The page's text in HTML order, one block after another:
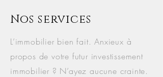
Nos services
L’immobilier bien fait. Anxieux à
propos de votre futur investissement
immobilier ? N’ayez aucune crainte.